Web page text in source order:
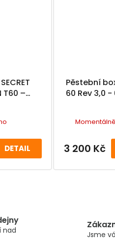
T60 –
DETAIL
Pěstební
60 Rev 3,0 -
3 200 Kč
nad
Jsme